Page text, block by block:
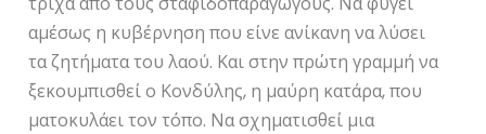
αμέσως η κυβέρνηση που είνε ανίκανη να λύσει
τα ζητήματα του λαού. Και στην πρώτη γραμμή να
ξεκουμπισθεί ο Κονδύλης, η μαύρη κατάρα, που
ματοκυλάει τον τόπο. Να σχηματισθεί μια